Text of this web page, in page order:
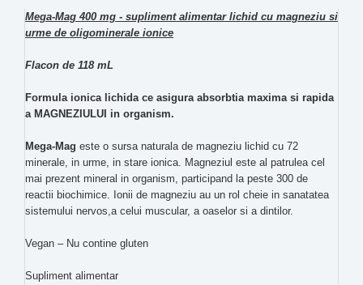
Mega-Mag 400 mg - supliment alimentar lichid cu magneziu si
urme de oligominerale ionice
Flacon de 118 mL
Formula ionica lichida ce asigura absorbtia maxima si rapida
a MAGNEZIULUI in organism.
Mega-Mag este o sursa naturala de magneziu lichid cu 72
minerale, in urme, in stare ionica. Magneziul este al patrulea cel
mai prezent mineral in organism, participand la peste 300 de
reactii biochimice. Ionii de magneziu au un rol cheie in sanatatea
sistemului nervos,a celui muscular, a oaselor si a dintilor.
Vegan – Nu contine gluten
Supliment alimentar